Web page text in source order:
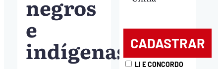
negros
e
indígenas
LI E CONCORDO